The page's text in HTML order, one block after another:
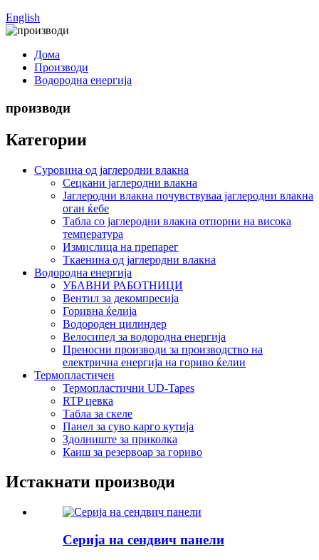
English
Дома
Производи
Водородна енергија
производи
Категории
Суровина од јаглеродни влакна
Сецкани јаглеродни влакна
Јаглеродни влакна почувствуваа јаглеродни влакна
оган ќебе
Табла со јаглеродни влакна отпорни на висока
температура
Измислица на препарег
Ткаенина од јаглеродни влакна
Водородна енергија
УБАВНИ РАБОТНИЦИ
Вентил за декомпресија
Горивна ќелија
Водороден цилиндер
Велосипед за водородна енергија
Преносни производи за производство на
електрична енергија на гориво ќелии
Термопластичен
Термопластични UD-Tapes
RTP цевка
Табла за скеле
Панел за суво карго кутија
Здолниште за приколка
Каиш за резервоар за гориво
Истакнати производи
Серија на сендвич панели